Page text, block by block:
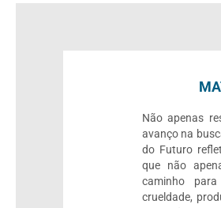
Não apenas
avanço na
do Futuro
que não
caminho
crueldade,